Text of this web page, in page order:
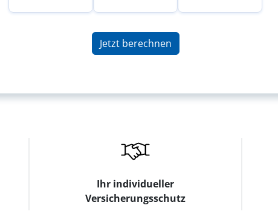
Jetzt berechnen
Ihr individueller
Versicherungsschutz